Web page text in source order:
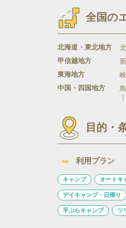
全国の
北海道・東北地方
甲信越地方
東海地方
中国・四国地方
目的・
利用プラン
キャンプ オートキ
デイキャンプ・日帰り
手ぶらキャンプ ツ